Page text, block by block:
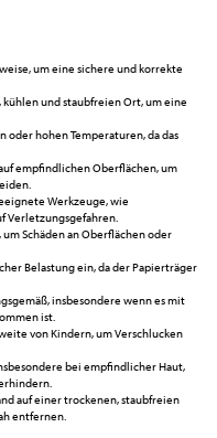
um eine sichere und korrekte
kühlen und staubfreien Ort, um eine
oder hohen Temperaturen, da das
empfindlichen Oberflächen, um
Werkzeuge, wie
Verletzungsgefahren.
Schäden an Oberflächen oder
Belastung ein, da der Papierträger
insbesondere wenn es mit
ist.
von Kindern, um Verschlucken
bei empfindlicher Haut,
auf einer trockenen, staubfreien
entfernen.